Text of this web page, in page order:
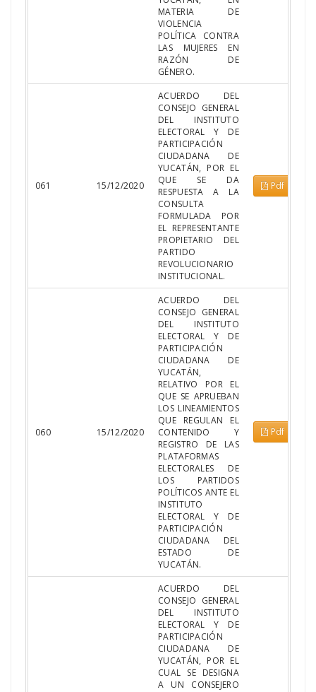
MATERIA DE
VIOLENCIA
POLÍTICA CONTRA
LAS MUJERES EN
RAZÓN DE
GÉNERO.
061 15/12/2020
ACUERDO DEL
CONSEJO GENERAL
DEL INSTITUTO
ELECTORAL Y DE
PARTICIPACIÓN
CIUDADANA DE
YUCATÁN, POR EL
QUE SE DA
RESPUESTA A LA
CONSULTA
FORMULADA POR
EL REPRESENTANTE
PROPIETARIO DEL
PARTIDO
REVOLUCIONARIO
INSTITUCIONAL.
Pdf
060 15/12/2020
ACUERDO DEL
CONSEJO GENERAL
DEL INSTITUTO
ELECTORAL Y DE
PARTICIPACIÓN
CIUDADANA DE
YUCATÁN,
RELATIVO POR EL
QUE SE APRUEBAN
LOS LINEAMIENTOS
QUE REGULAN EL
CONTENIDO Y
REGISTRO DE LAS
PLATAFORMAS
ELECTORALES DE
LOS PARTIDOS
POLÍTICOS ANTE EL
INSTITUTO
ELECTORAL Y DE
PARTICIPACIÓN
CIUDADANA DEL
ESTADO DE
YUCATÁN.
Pdf
ACUERDO DEL
CONSEJO GENERAL
DEL INSTITUTO
ELECTORAL Y DE
PARTICIPACIÓN
CIUDADANA DE
YUCATÁN, POR EL
CUAL SE DESIGNA
A UN CONSEJERO